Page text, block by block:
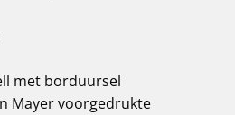
met borduursel
Mayer voorgedrukte